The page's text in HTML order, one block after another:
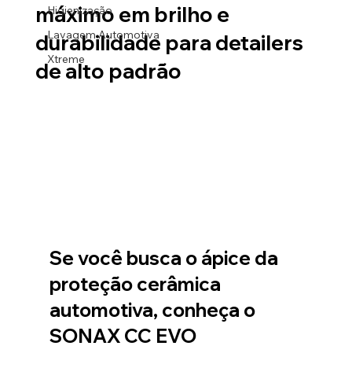
Higienização
Lavagem Automotiva
Xtreme
máximo em brilho e
durabilidade para detailers
de alto padrão
Se você busca o ápice da
proteção cerâmica
automotiva, conheça o
SONAX CC EVO